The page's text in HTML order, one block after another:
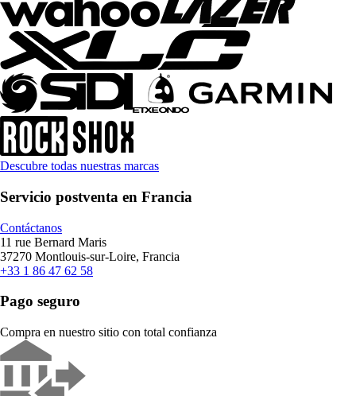
Descubre todas nuestras marcas
Servicio postventa en Francia
Contáctanos
11 rue Bernard Maris
37270 Montlouis-sur-Loire, Francia
+33 1 86 47 62 58
Pago seguro
Compra en nuestro sitio con total confianza